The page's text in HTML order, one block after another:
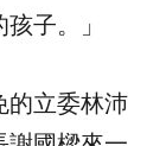
子。」
的立委林沛